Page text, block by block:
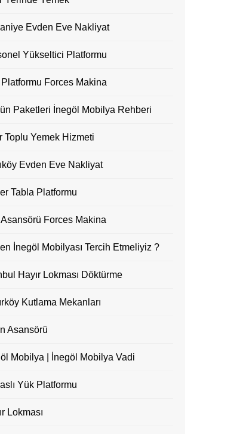
Evden Eve Nakliyat
Yükseltici Platformu
Forces Makina
Paketleri İnegöl Mobilya Rehberi
Toplu Yemek Hizmeti
Evden Eve Nakliyat
Tabla Platformu
Forces Makina
İnegöl Mobilyası Tercih Etmeliyiz ?
Hayır Lokması Döktürme
Kutlama Mekanları
Asansörü
Mobilya | İnegöl Mobilya Vadi
Yük Platformu
Lokması